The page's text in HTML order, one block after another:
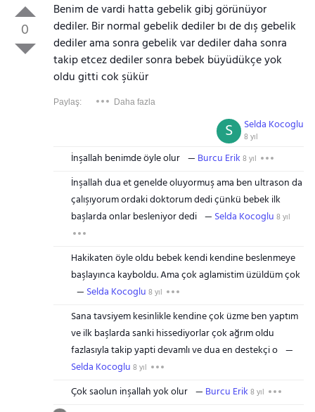
0
Benim de vardi hatta gebelik gibj görünüyor
dediler. Bir normal gebelik dediler bı de dış gebelik
dediler ama sonra gebelik var dediler daha sonra
takip etcez dediler sonra bebek büyüdükçe yok
oldu gitti cok şükür
Paylaş: Daha fazla
Selda Kocoglu
8 yıl
S
İnşallah benimde öyle olur Burcu Erik 8 yıl
İnşallah dua et genelde oluyormuş ama ben ultrason da
çalışıyorum ordaki doktorum dedi çünkü bebek ilk
başlarda onlar besleniyor dedi
Selda Kocoglu 8 yıl
Hakikaten öyle oldu bebek kendi kendine beslenmeye
başlayınca kayboldu. Ama çok aglamistim üzüldüm çok
Selda Kocoglu 8 yıl
Sana tavsiyem kesinlikle kendine çok üzme ben yaptım
ve ilk başlarda sanki hissediyorlar çok ağrım oldu
fazlasıyla takip yapti devamlı ve dua en destekçi o
Selda Kocoglu 8 yıl
Çok saolun inşallah yok olur Burcu Erik 8 yıl